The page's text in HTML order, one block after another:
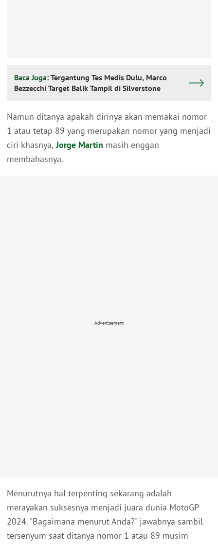
Baca Juga: Tergantung Tes Medis Dulu, Marco
Bezzecchi Target Balik Tampil di Silverstone
Namun ditanya apakah dirinya akan memakai nomor
1 atau tetap 89 yang merupakan nomor yang menjadi
ciri khasnya, Jorge Martin masih enggan
membahasnya.
Advertisement
Menurutnya hal terpenting sekarang adalah
merayakan suksesnya menjadi juara dunia MotoGP
2024. "Bagaimana menurut Anda?" jawabnya sambil
tersenyum saat ditanya nomor 1 atau 89 musim